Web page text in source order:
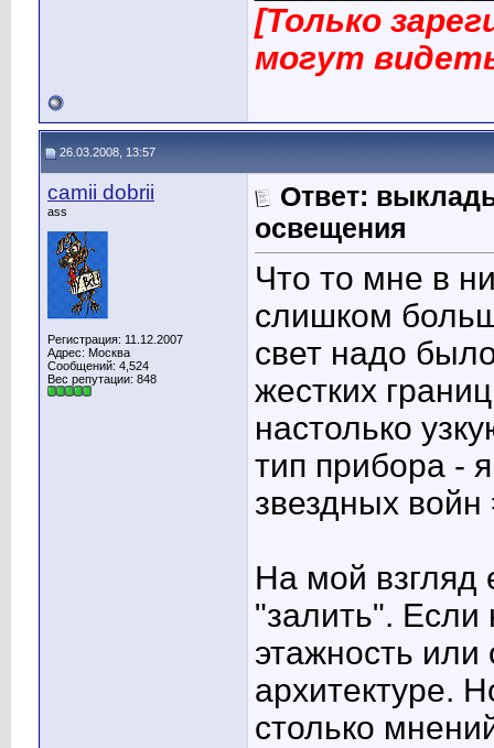
[Только
могут
26.03.2008, 13:57
camii dobrii
ass
Регистрация: 11.12.2007
Адрес: Москва
Сообщений: 4,524
Вес репутации: 848
Ответ:
освещения
Что то мне в
слишком
свет надо
жестких
настолько
тип прибора -
звездных войн
На мой взгляд
"залить". Если
этажность
архитектуре.
столько